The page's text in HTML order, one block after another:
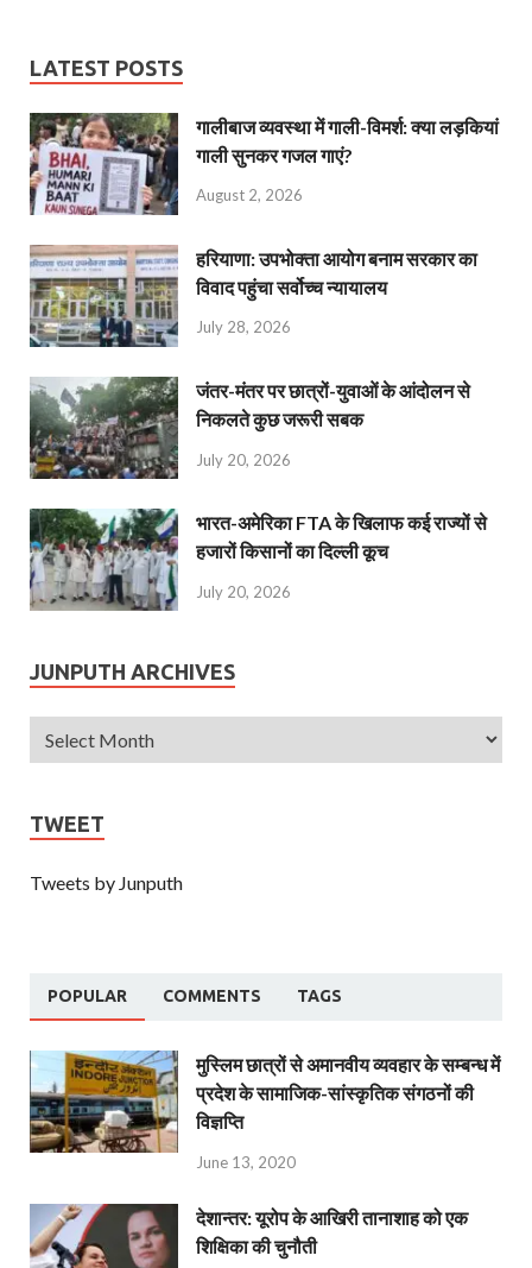
LATEST POSTS
गालीबाज व्‍यवस्‍था में गाली-विमर्श: क्या लड़कियां
गाली सुनकर गजल गाएं?
August 2, 2026
हरियाणा: उपभोक्ता आयोग बनाम सरकार का
विवाद पहुंचा सर्वोच्च न्यायालय
July 28, 2026
जंतर-मंतर पर छात्रों-युवाओं के आंदोलन से
निकलते कुछ जरूरी सबक
July 20, 2026
भारत-अमेरिका FTA के खिलाफ कई राज्यों से
हजारों किसानों का दिल्ली कूच
July 20, 2026
JUNPUTH ARCHIVES
TWEET
Tweets by Junputh
POPULAR COMMENTS TAGS
मुस्लिम छात्रों से अमानवीय व्यवहार के सम्बन्ध में
प्रदेश के सामाजिक-सांस्कृतिक संगठनों की
विज्ञप्ति
June 13, 2020
देशान्‍तर: यूरोप के आखिरी तानाशाह को एक
शिक्षिका की चुनौती